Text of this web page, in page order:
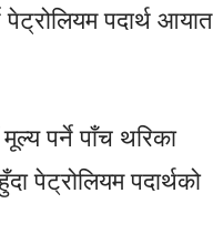
पदार्थ आयात
पर्ने पाँच थरिका
पेट्रोलियम पदार्थको